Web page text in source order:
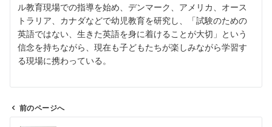
ル教育現場での指導を始め、デンマーク、アメリカ、オース
トラリア、カナダなどで幼児教育を研究し、「試験のための
英語ではない、生きた英語を身に着けることが大切」という
信念を持ちながら、現在も子どもたちが楽しみながら学習す
る現場に携わっている。
前のページへ